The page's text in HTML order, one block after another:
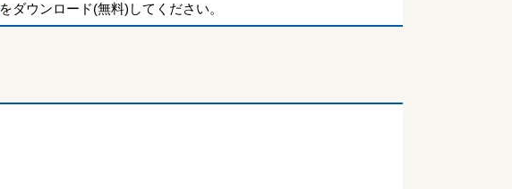
をダウンロード(無料)してください。